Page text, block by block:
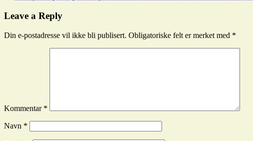
Leave a Reply
Din e-postadresse vil ikke bli publisert. Obligatoriske felt er merket med *
Kommentar *
Navn *